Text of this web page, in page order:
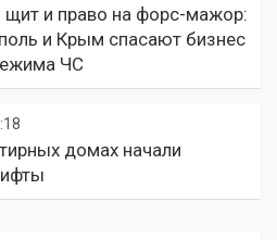
и право на форс-мажор:
и Крым спасают бизнес
ЧС
домах начали